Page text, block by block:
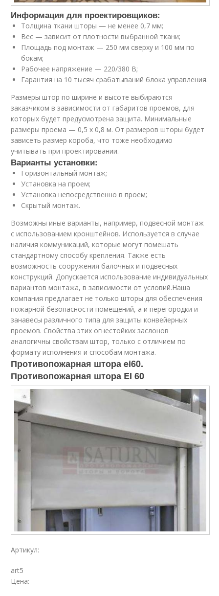
Информация для проектировщиков:
Толщина ткани шторы — не менее 0,7 мм;
Вес — зависит от плотности выбранной ткани;
Площадь под монтаж — 250 мм сверху и 100 мм по
бокам;
Рабочее напряжение — 220/380 В;
Гарантия на 10 тысяч срабатываний блока управления.
Размеры штор по ширине и высоте выбираются
заказчиком в зависимости от габаритов проемов, для
которых будет предусмотрена защита. Минимальные
размеры проема — 0,5 x 0,8 м. От размеров шторы будет
зависеть размер короба, что тоже необходимо
учитывать при проектировании.
Варианты установки:
Горизонтальный монтаж;
Установка на проем;
Установка непосредственно в проем;
Скрытый монтаж.
Возможны иные варианты, например, подвесной монтаж
с использованием кронштейнов. Используется в случае
наличия коммуникаций, которые могут помешать
стандартному способу крепления. Также есть
возможность сооружения балочных и подвесных
конструкций. Допускается использование индивидуальных
вариантов монтажа, в зависимости от условий.Наша
компания предлагает не только шторы для обеспечения
пожарной безопасности помещений, а и перегородки и
занавесы различного типа для защиты конвейерных
проемов. Свойства этих огнестойких заслонов
аналогичны свойствам штор, только с отличием по
формату исполнения и способам монтажа.
Противопожарная штора ei60.
Противопожарная штора EI 60
Артикул:
art5
Цена: